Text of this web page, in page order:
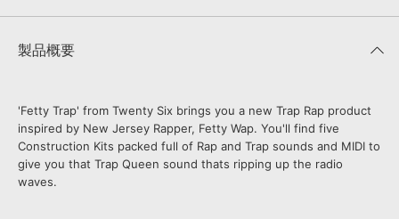
SLS ライセンス提供
製品概要
'Fetty Trap' from Twenty Six brings you a new Trap Rap product
inspired by New Jersey Rapper, Fetty Wap. You'll find five
Construction Kits packed full of Rap and Trap sounds and MIDI to
give you that Trap Queen sound thats ripping up the radio
waves.